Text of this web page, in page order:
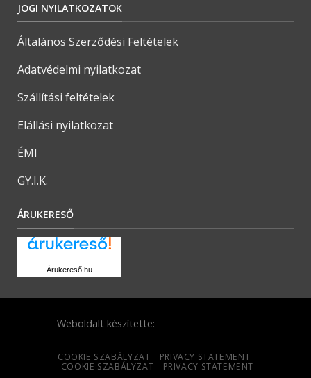
JOGI NYILATKOZATOK
Általános Szerződési Feltételek
Adatvédelmi nyilatkozat
Szállítási feltételek
Elállási nyilatkozat
ÉMI
GY.I.K.
ÁRUKERESŐ
Árukereső.hu
Weboldalt készítette:
COOKIE SZABÁLYZAT
PRIVACY STATEMENT
COOKIE SZABÁLYZAT
PRIVACY STATEMENT